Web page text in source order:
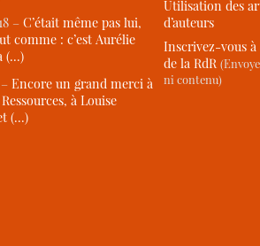
–C’était même pas lui,
comme : c’est Aurélie
(…)
–Encore un grand merci à
à Louise
(…)
Utilisation des
d’auteurs
Inscrivez-vous
de la RdR
ni contenu)